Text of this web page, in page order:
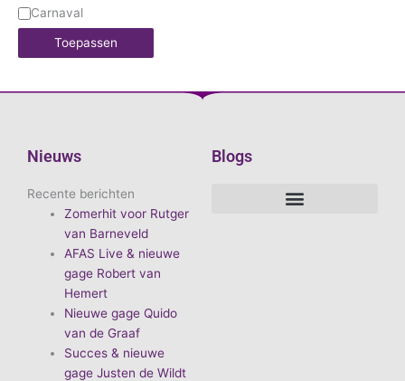
Carnaval
Toepassen
Nieuws
Recente berichten
Zomerhit voor Rutger
van Barneveld
AFAS Live & nieuwe
gage Robert van
Hemert
Nieuwe gage Quido
van de Graaf
Succes & nieuwe
gage Justen de Wildt
Blogs